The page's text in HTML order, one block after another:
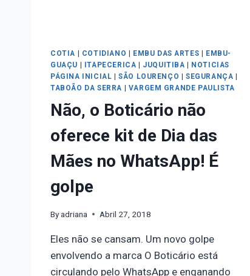
COTIA COTIDIANO EMBU DAS ARTES
EMBU-
GUAÇU
ITAPECERICA JUQUITIBA
NOTICIAS
PÁGINA INICIAL |SÃO LOURENÇO |SEGURANÇA
TABOÃO DA SERRA
VARGEM GRANDE PAULISTA
Não, o Boticário não
oferece kit de Dia das
Mães no WhatsApp! É
golpe
Byadriana Abril 27, 2018
Eles não se cansam. Um novo golpe
envolvendo a marca O Boticário está
circulando pelo WhatsApp e enganando